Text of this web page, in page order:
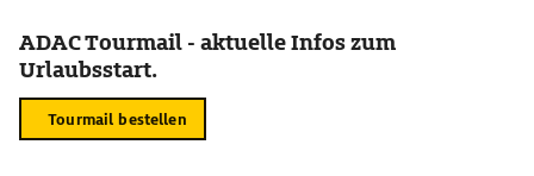
ADAC Tourmail - aktuelle Infos zum
Urlaubsstart.
Tourmail bestellen